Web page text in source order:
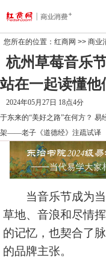
您所在的位置： 红商网 >> 商业
杭州草莓音乐
站在一起读懂他
2024年05月27日 18点4分
于东来的“美好之路”在何方？ 易
架——老子《道德经》注疏试译
当音乐节成为当
草地、音浪和尽情
的记忆，也契合了
的品牌主张。